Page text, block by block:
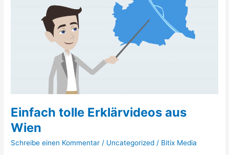
Einfach tolle Erklärvideos aus
Wien
Schreibe einen Kommentar / Uncategorized / Bitix Media
Erklärvideos